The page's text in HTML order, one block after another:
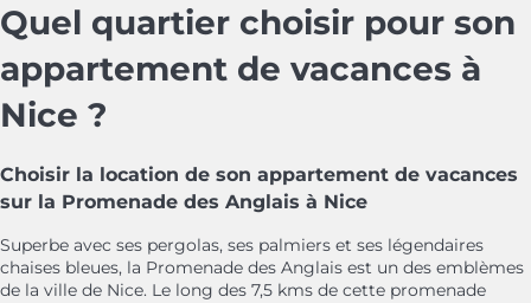
Quel quartier choisir pour son
appartement de vacances à
Nice ?
Choisir la location de son appartement de vacances
sur la Promenade des Anglais à Nice
Superbe avec ses pergolas, ses palmiers et ses légendaires
chaises bleues, la Promenade des Anglais est un des emblèmes
de la ville de Nice. Le long des 7,5 kms de cette promenade